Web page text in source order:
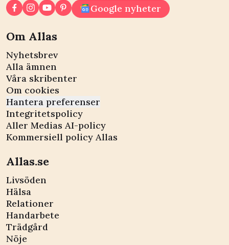
Google nyheter
Om Allas
Nyhetsbrev
Alla ämnen
Våra skribenter
Om cookies
Hantera preferenser
Integritetspolicy
Aller Medias AI-policy
Kommersiell policy Allas
Allas.se
Livsöden
Hälsa
Relationer
Handarbete
Trädgård
Nöje